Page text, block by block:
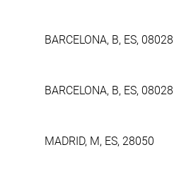
BARCELONA, B, ES, 08028
BARCELONA, B, ES, 08028
MADRID, M, ES, 28050